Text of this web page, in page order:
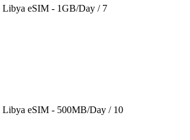
eSIM - 1GB/Day / 7
eSIM - 500MB/Day / 10